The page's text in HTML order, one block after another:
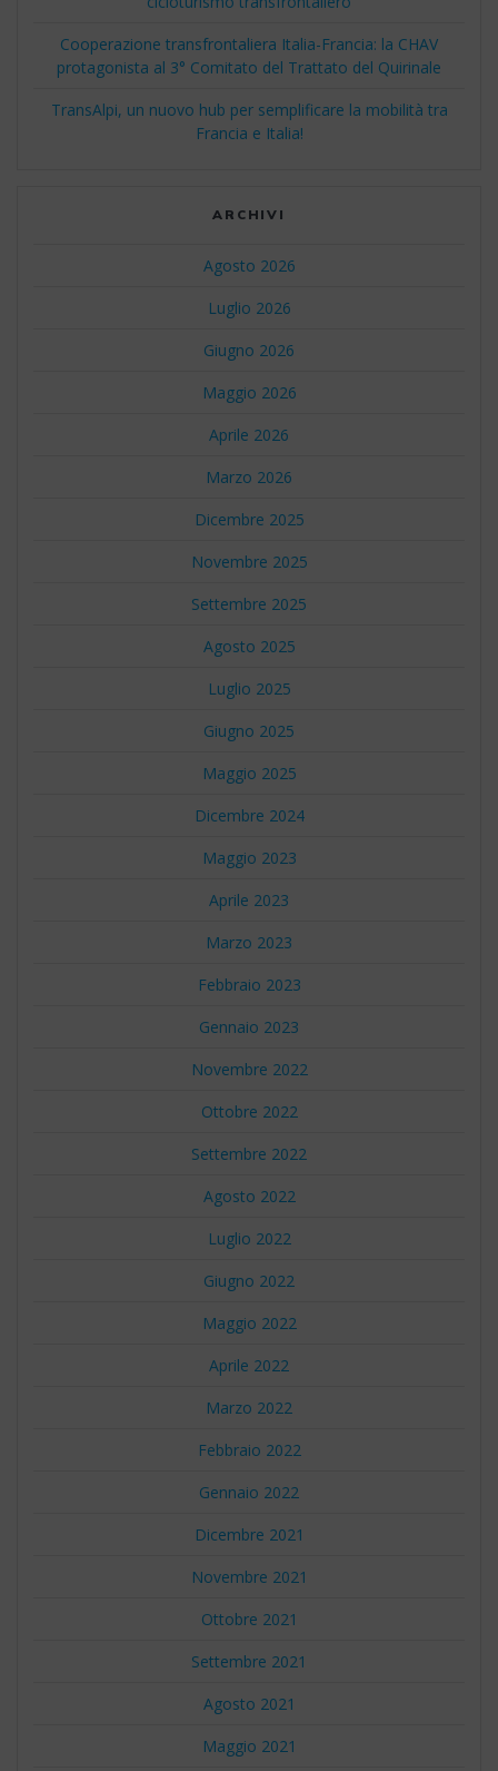
Cooperazione transfrontaliera Italia-Francia: la CHAV
protagonista al 3° Comitato del Trattato del Quirinale
TransAlpi, un nuovo hub per semplificare la mobilità tra
Francia e Italia!
ARCHIVI
Agosto 2026
Luglio 2026
Giugno 2026
Maggio 2026
Aprile 2026
Marzo 2026
Dicembre 2025
Novembre 2025
Settembre 2025
Agosto 2025
Luglio 2025
Giugno 2025
Maggio 2025
Dicembre 2024
Maggio 2023
Aprile 2023
Marzo 2023
Febbraio 2023
Gennaio 2023
Novembre 2022
Ottobre 2022
Settembre 2022
Agosto 2022
Luglio 2022
Giugno 2022
Maggio 2022
Aprile 2022
Marzo 2022
Febbraio 2022
Gennaio 2022
Dicembre 2021
Novembre 2021
Ottobre 2021
Settembre 2021
Agosto 2021
Maggio 2021